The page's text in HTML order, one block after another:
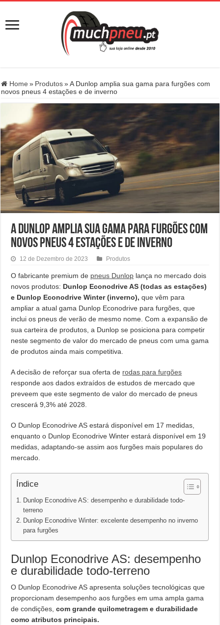
Home » Produtos » A Dunlop amplia sua gama para furgões com
novos pneus 4 estações e de inverno
A Dunlop amplia sua gama para furgões com
novos pneus 4 estações e de inverno
12 de Dezembro de 2023 Produtos
O fabricante premium de pneus Dunlop lança no mercado dois
novos produtos: Dunlop Econodrive AS (todas as estações)
e Dunlop Econodrive Winter (inverno), que vêm para
ampliar a atual gama Dunlop Econodrive para furgões, que
inclui os pneus de verão de mesmo nome. Com a expansão de
sua carteira de produtos, a Dunlop se posiciona para competir
neste segmento de valor do mercado de pneus com uma gama
de produtos ainda mais competitiva.
A decisão de reforçar sua oferta de rodas para furgões
responde aos dados extraídos de estudos de mercado que
preveem que este segmento de valor do mercado de pneus
crescerá 9,3% até 2028.
O Dunlop Econodrive AS estará disponível em 17 medidas,
enquanto o Dunlop Econodrive Winter estará disponível em 19
medidas, adaptando-se assim aos furgões mais populares do
mercado.
Índice
Dunlop Econodrive AS: desempenho e durabilidade todo-
terreno
Dunlop Econodrive Winter: excelente desempenho no inverno
para furgões
Dunlop Econodrive AS: desempenho
e durabilidade todo-terreno
O Dunlop Econodrive AS apresenta soluções tecnológicas que
proporcionam desempenho aos furgões em uma ampla gama
de condições,com grande quilometragem e durabilidade
como atributos principais.